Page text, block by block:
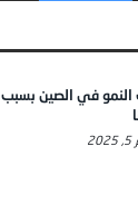
في الصين بسبب